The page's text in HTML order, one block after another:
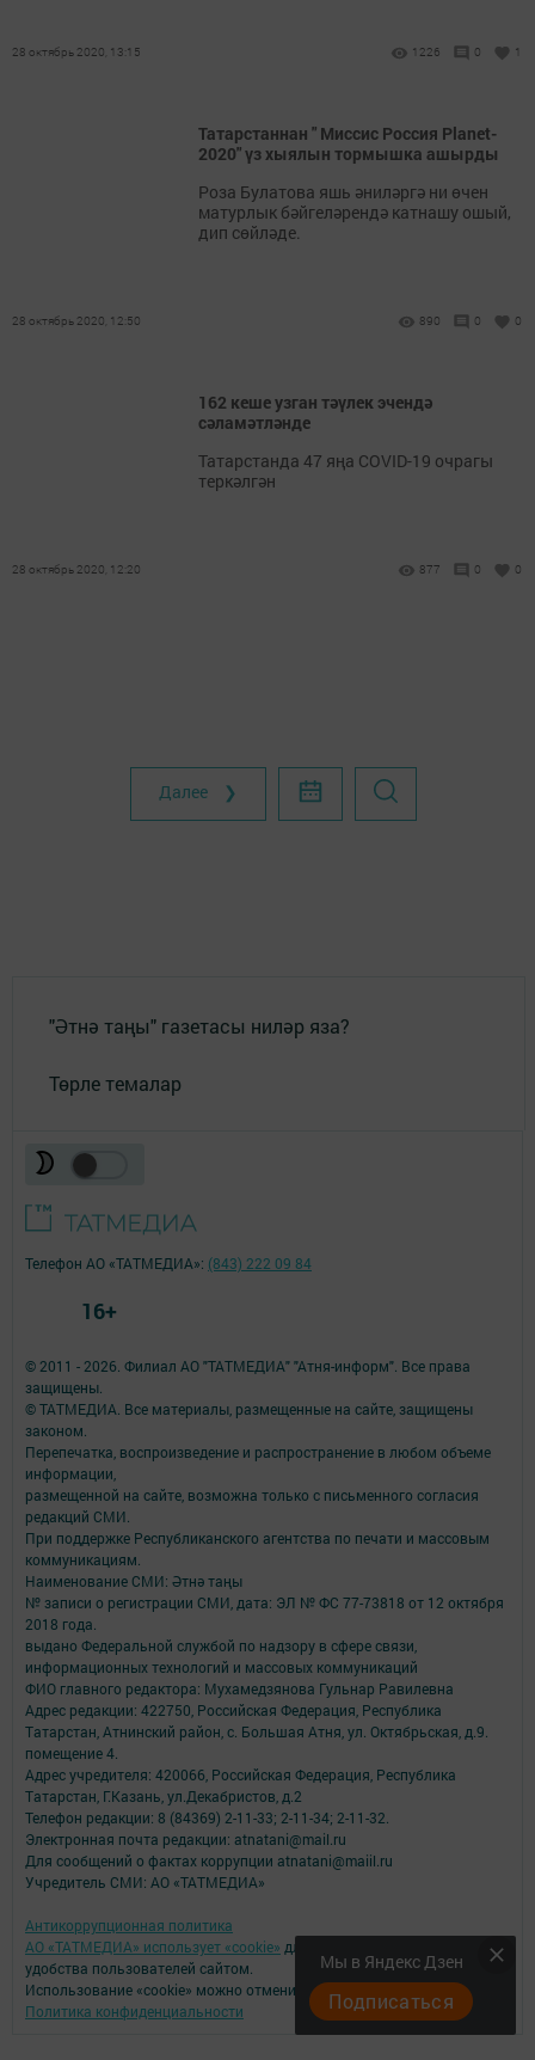
28 октябрь 2020, 13:15 1226 0 1
Татарстаннан " Миссис Россия Planet-
2020" үз хыялын тормышка ашырды
Роза Булатова яшь әниләргә ни өчен
матурлык бәйгеләрендә катнашу ошый,
дип сөйләде.
28 октябрь 2020, 12:50 890 0 0
162 кеше узган тәүлек эчендә
сәламәтләнде
Татарстанда 47 яңа COVID-19 очрагы
теркәлгән
28 октябрь 2020, 12:20 877 0 0
Далее ❯
"Әтнә таңы" газетасы ниләр яза?
Төрле темалар
Мы в Яндекс Дзен
Подписаться
© 2011 - 2026. Филиал АО "ТАТМЕДИА" "Атня-информ". Все права
защищены.
© ТАТМЕДИА. Все материалы, размещенные на сайте, защищены
законом.
Перепечатка, воспроизведение и распространение в любом объеме
информации,
размещенной на сайте, возможна только с письменного согласия
редакций СМИ.
При поддержке Республиканского агентства по печати и массовым
коммуникациям.
Наименование СМИ: Әтнә таңы
№ записи о регистрации СМИ, дата: ЭЛ № ФС 77-73818 от 12 октября
2018 года.
выдано Федеральной службой по надзору в сфере связи,
информационных технологий и массовых коммуникаций
ФИО главного редактора: Мухамедзянова Гульнар Равилевна
Адрес редакции: 422750, Российская Федерация, Республика
Татарстан, Атнинский район, с. Большая Атня, ул. Октябрьская, д.9.
помещение 4.
Адрес учредителя: 420066, Российская Федерация, Республика
Татарстан, Г.Казань, ул.Декабристов, д.2
Телефон редакции: 8 (84369) 2-11-33; 2-11-34; 2-11-32.
Электронная почта редакции: atnatani@mail.ru
Для сообщений о фактах коррупции atnatani@maiil.ru
Учредитель СМИ: АО «ТАТМЕДИА»
Антикоррупционная политика
АО «ТАТМЕДИА» использует «cookie» для персонализации сервисов и
удобства пользователей сайтом.
Использование «cookie» можно отменить в настройках браузера.
Политика конфиденциальности
Телефон АО «ТАТМЕДИА»: (843) 222 09 84
16+